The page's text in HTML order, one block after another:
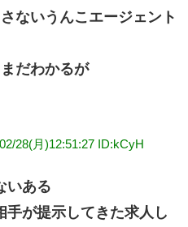
ないうんこエージェント
だわかるが
28(月)12:51:27 ID:kCyH
いある
手が提示してきた求人し